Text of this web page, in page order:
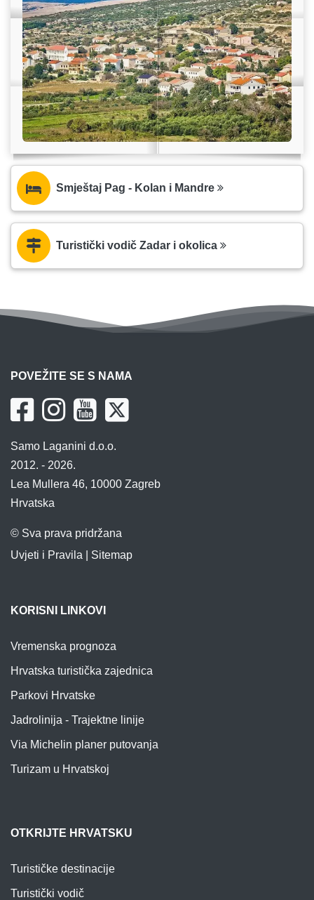
Smještaj Pag - Kolan i Mandre
Turistički vodič Zadar i okolica
POVEŽITE SE S NAMA
Samo Laganini d.o.o.
2012. - 2026.
Lea Mullera 46, 10000 Zagreb
Hrvatska
© Sva prava pridržana
Uvjeti i Pravila
Sitemap
KORISNI LINKOVI
Vremenska prognoza
Hrvatska turistička zajednica
Parkovi Hrvatske
Jadrolinija - Trajektne linije
Via Michelin planer putovanja
Turizam u Hrvatskoj
OTKRIJTE HRVATSKU
Turističke destinacije
Turistički vodič